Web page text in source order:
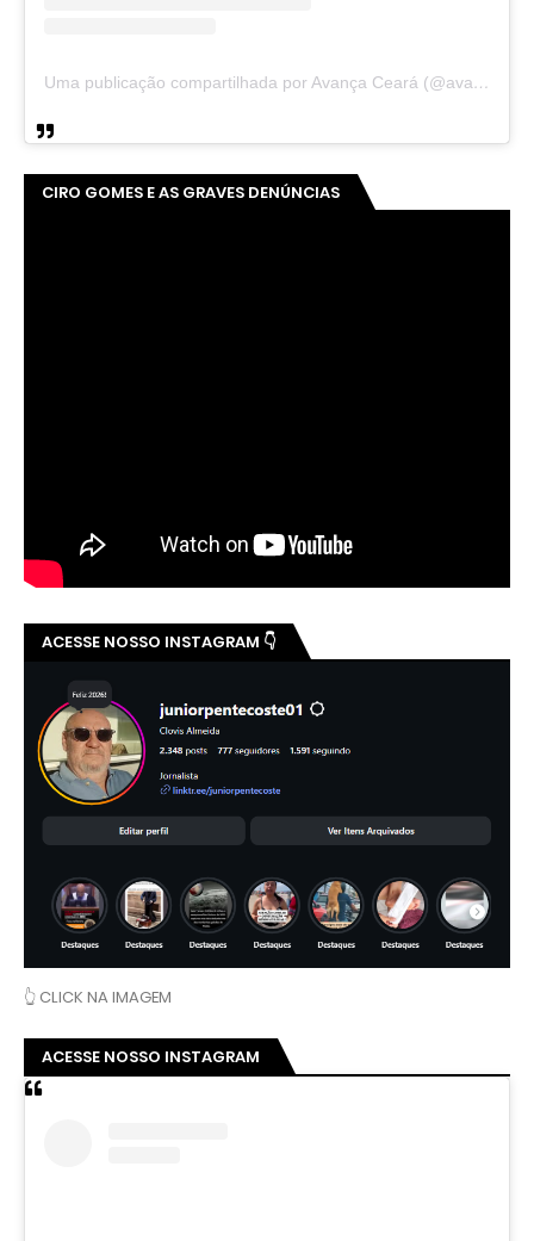
Uma publicação compartilhada por Avança Ceará (@avancaceara)
CIRO GOMES E AS GRAVES DENÚNCIAS
ACESSE NOSSO INSTAGRAM 👇
👆 CLICK NA IMAGEM
ACESSE NOSSO INSTAGRAM